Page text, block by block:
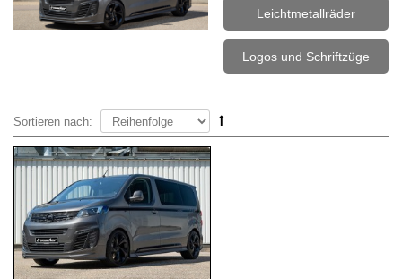
Leichtmetallräder
Logos und Schriftzüge
Sortieren nach: